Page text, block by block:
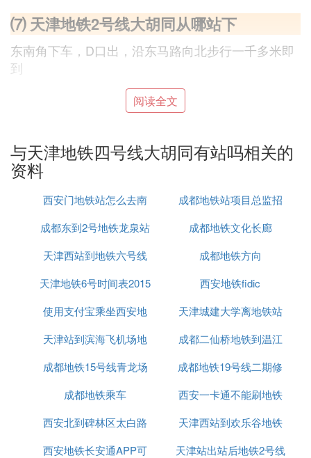
⑺ 天津地铁2号线大胡同从哪站下
东南角下车，D口出，沿东马路向北步行一千多米即
到
⑻ 去大胡同有地铁吗
西那边的，这边根本没有，还是坐公共吧！
⑼ 天津站到大胡同地铁怎么走
据为准。
公交线路：地铁2号线，全程约3.0公里
1、从天津站乘坐地铁2号线,经过2站,
到达东南角站
阅读全文
与天津地铁四号线大胡同有站吗相关的
资料
西安门地铁站怎么去南
京眼
成都地铁站项目总监招
聘
成都东到2号地铁龙泉站
成都地铁文化长廊
天津西站到地铁六号线
成都地铁方向
天津地铁6号时间表2015
西安地铁fidic
使用支付宝乘坐西安地
铁有优惠吗
天津城建大学离地铁站
天津站到滨海飞机场地
铁
成都二仙桥地铁到温江
怎么走
成都地铁15号线青龙场
成都地铁19号线二期修
好了吗
成都地铁乘车
西安一卡通不能刷地铁
西安北到碑林区太白路
西北大学地铁
天津西站到欢乐谷地铁
怎么坐车
西安地铁长安通APP可
天津站出站后地铁2号线